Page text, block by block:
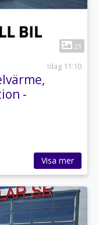
21
Idag 11:10
-
Visa mer